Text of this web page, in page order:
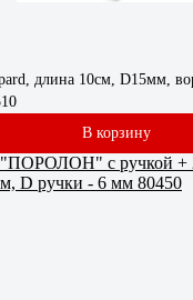
длина 10см, D15мм,
В корзину